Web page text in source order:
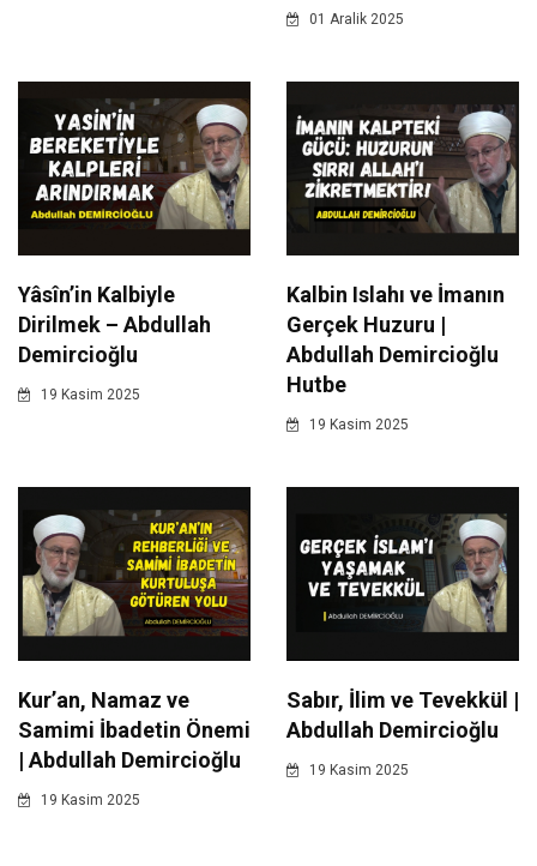
01 Aralik 2025
Yâsîn’in Kalbiyle
Dirilmek – Abdullah
Demircioğlu
19 Kasim 2025
Kalbin Islahı ve İmanın
Gerçek Huzuru |
Abdullah Demircioğlu
Hutbe
19 Kasim 2025
Kur’an, Namaz ve
Samimi İbadetin Önemi
| Abdullah Demircioğlu
19 Kasim 2025
Sabır, İlim ve Tevekkül |
Abdullah Demircioğlu
19 Kasim 2025